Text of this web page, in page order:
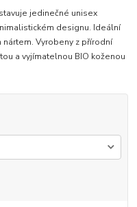
jedinečné unisex
designu. Ideální
Vyrobeny z přírodní
a vyjímatelnou BIO koženou